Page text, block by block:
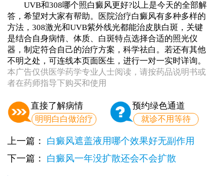
UVB和308哪个照白癜风更好?以上是今天的全部解
答，希望对大家有帮助。医院治疗白癜风有多种多样的
方法，308激光和UVB紫外线光都能治皮肤白斑，关键
是结合自身病情、体质、白斑特点选择合适的照光仪
器，制定符合自己的治疗方案，科学祛白。若还有其他
不明之处，可连线本页面医生，进行一对一实时详询。
本广告仅供医学药学专业人士阅读，请按药品说明书或
者在药师指导下购买和使用
直接了解病情
明明白白做治疗
预约绿色通道
就诊不用等待
上一篇： 白癜风遮盖液用哪个效果好无副作用
下一篇： 白癜风一年没扩散还会不会扩散